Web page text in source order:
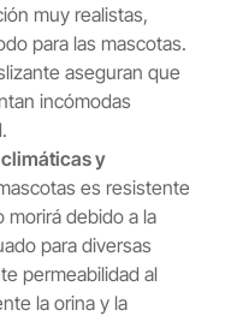
muy realistas,
para las mascotas.
aseguran que
incómodas
y
es resistente
morirá debido a la
para diversas
permeabilidad al
la orina y la